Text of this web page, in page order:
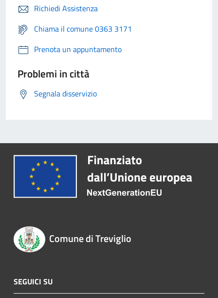
Richiedi Assistenza
Chiama il comune 0363 3171
Prenota un appuntamento
Problemi in città
Segnala disservizio
Comune di Treviglio
SEGUICI SU